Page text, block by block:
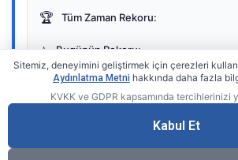
🏆 Tüm Zaman Rekoru:
⭐ Bugünün Rekoru:
Gerçek zamanlı sayaç
Sitemiz, deneyimini geliştirmek için çerezleri
Aydınlatma Metni hakkında daha fazla
KVKK ve GDPR kapsamında tercihlerinizi
Kabul Et